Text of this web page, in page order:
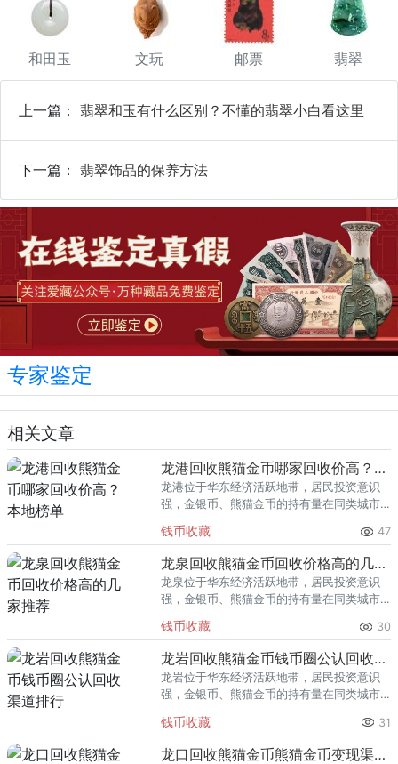
和田玉 文玩 邮票 翡翠
上一篇： 翡翠和玉有什么区别？不懂的翡翠小白看这里
下一篇： 翡翠饰品的保养方法
专家鉴定
相关文章
龙港回收熊猫金币哪家回收价高？本地榜单
龙港位于华东经济活跃地带，居民投资意识
强，金银币、熊猫金币的持有量在同类城市
熊猫金币的需求就明显升温，但鱼龙混杂的
回收渠道里，能精准识别版别溢
钱币收藏 47
龙泉回收熊猫金币回收价格高的几家推荐
龙泉位于华东经济活跃地带，居民投资意识
强，金银币、熊猫金币的持有量在同类城市
熊猫金币的需求就明显升温，但鱼龙混杂的
回收渠道里，能精准识别版别溢
钱币收藏 30
龙岩回收熊猫金币钱币圈公认回收渠道排行
龙岩位于华东经济活跃地带，居民投资意识
强，金银币、熊猫金币的持有量在同类城市
熊猫金币的需求就明显升温，但鱼龙混杂的
回收渠道里，能精准识别版别溢
钱币收藏 31
龙口回收熊猫金币熊猫金币变现渠道指南